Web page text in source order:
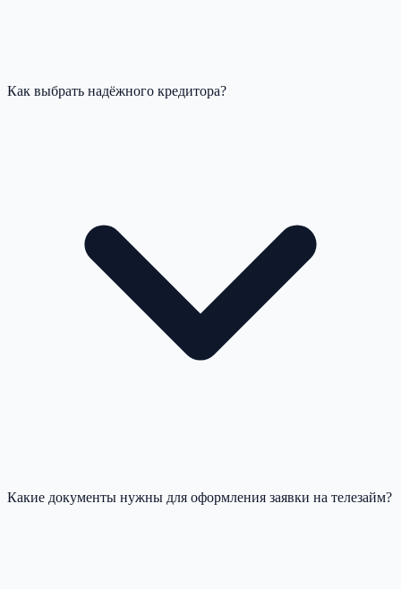
Как выбрать надёжного кредитора?
Какие документы нужны для оформления заявки на телезайм?